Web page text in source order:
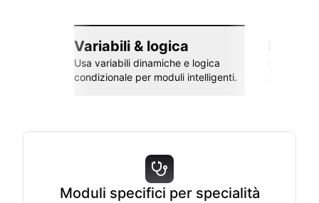
Variabili & logica
Usa variabili dinamiche e logica
condizionale per moduli intelligenti.
Moduli specifici per specialità